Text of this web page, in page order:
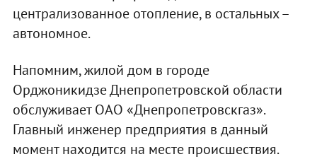
централизованное отопление, в остальных –
автономное.
Напомним, жилой дом в городе
Орджоникидзе Днепропетровской области
обслуживает ОАО «Днепропетровскгаз».
Главный инженер предприятия в данный
момент находится на месте происшествия.